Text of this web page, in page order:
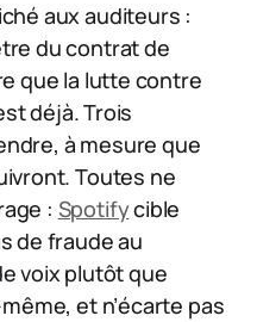
aux auditeurs :
du contrat de
que la lutte contre
déjà. Trois
à mesure que
Toutes ne
: Spotifycible
de fraude au
voix plutôt que
et n’écarte pas